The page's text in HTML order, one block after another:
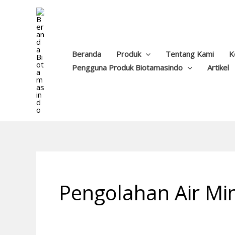
Beranda Produk Tentang Kami
Pengguna Produk Biotamasindo
Artikel
Pengolahan Air